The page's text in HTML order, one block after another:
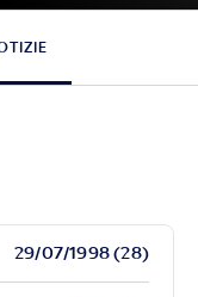
29/07/1998 (28)